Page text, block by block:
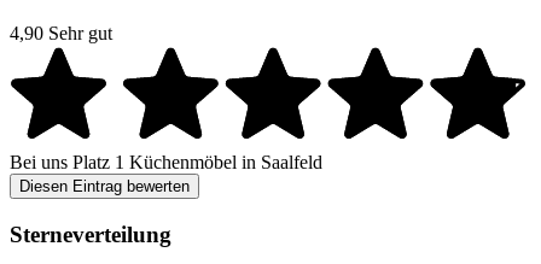
4,90 Sehr gut
Bei uns Platz 1 Küchenmöbel in Saalfeld
Diesen Eintrag bewerten
Sterneverteilung